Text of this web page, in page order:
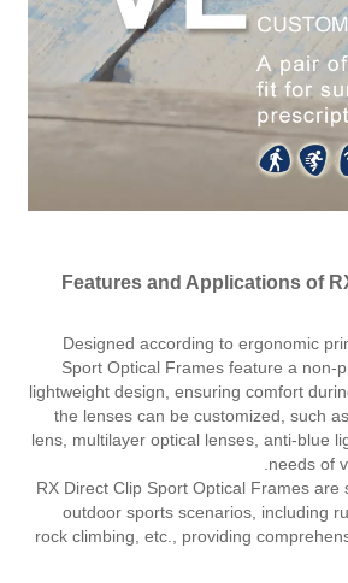
Features and Applications of
Designed according to ergonomic
Sport Optical Frames feature a non-
lightweight design, ensuring comfort
the lenses can be customized, such
lens, multilayer optical lenses, anti-blue
needs of
RX Direct Clip Sport Optical Frames are
outdoor sports scenarios, including
rock climbing, etc., providing